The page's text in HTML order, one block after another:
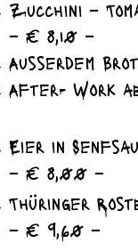
Zucchini –
– € 8,10 –
Ausserdem
After- Work ab
Eier in
– € 8,00 –
Thüringer
– € 9,60 –